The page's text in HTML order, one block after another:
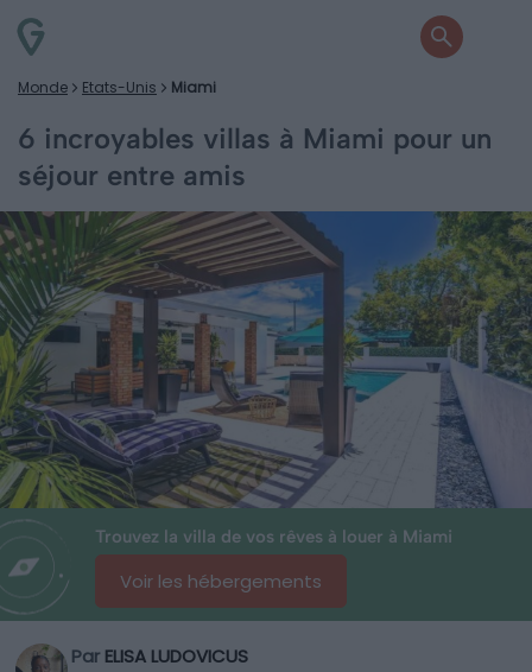
Monde Etats-Unis Miami
6 incroyables villas à Miami pour un
séjour entre amis
Trouvez la villa de vos rêves à louer à Miami
Voir les hébergements
Par ELISA LUDOVICUS